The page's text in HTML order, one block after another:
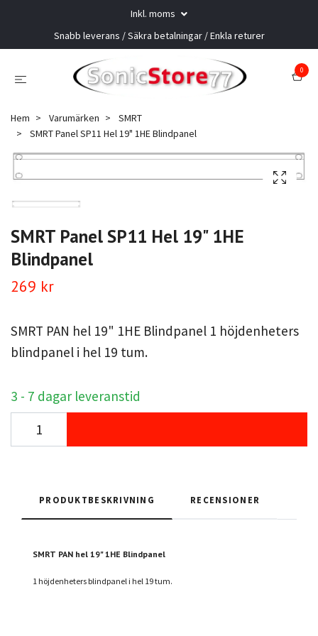
Inkl. moms
Snabb leverans / Säkra betalningar / Enkla returer
0
Hem Varumärken
SMRT
SMRT Panel SP11 Hel 19" 1HE Blindpanel
SMRT Panel SP11 Hel 19" 1HE
Blindpanel
269 kr
SMRT PAN hel 19" 1HE Blindpanel 1 höjdenheters
blindpanel i hel 19 tum.
3 - 7 dagar leveranstid
PRODUKTBESKRIVNING RECENSIONER
SMRT PAN hel 19" 1HE Blindpanel
1 höjdenheters blindpanel i hel 19 tum.